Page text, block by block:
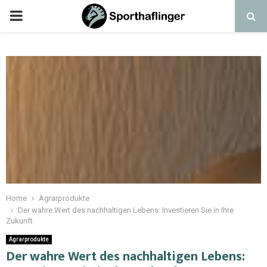
Home
Agrarprodukte
Der wahre Wert des nachhaltigen Lebens: Investieren Sie in Ihre
Zukunft
Agrarprodukte
Der wahre Wert des nachhaltigen Lebens: